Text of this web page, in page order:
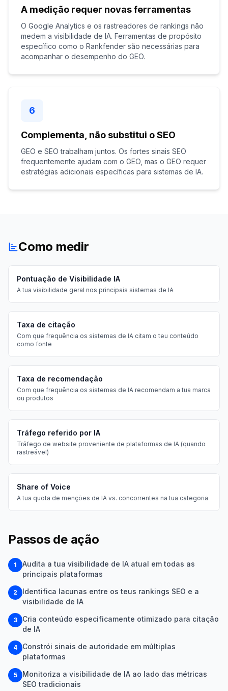
A medição requer novas ferramentas
O Google Analytics e os rastreadores de rankings não
medem a visibilidade de IA. Ferramentas de propósito
específico como o Rankfender são necessárias para
acompanhar o desempenho do GEO.
6
Complementa, não substitui o SEO
GEO e SEO trabalham juntos. Os fortes sinais SEO
frequentemente ajudam com o GEO, mas o GEO requer
estratégias adicionais específicas para sistemas de IA.
Como medir
Pontuação de Visibilidade IA
A tua visibilidade geral nos principais sistemas de IA
Taxa de citação
Com que frequência os sistemas de IA citam o teu conteúdo
como fonte
Taxa de recomendação
Com que frequência os sistemas de IA recomendam a tua marca
ou produtos
Tráfego referido por IA
Tráfego de website proveniente de plataformas de IA (quando
rastreável)
Share of Voice
A tua quota de menções de IA vs. concorrentes na tua categoria
Passos de ação
1
Audita a tua visibilidade de IA atual em todas as
principais plataformas
2
Identifica lacunas entre os teus rankings SEO e a
visibilidade de IA
3
Cria conteúdo especificamente otimizado para citação
de IA
4
Constrói sinais de autoridade em múltiplas
plataformas
5
Monitoriza a visibilidade de IA ao lado das métricas
SEO tradicionais